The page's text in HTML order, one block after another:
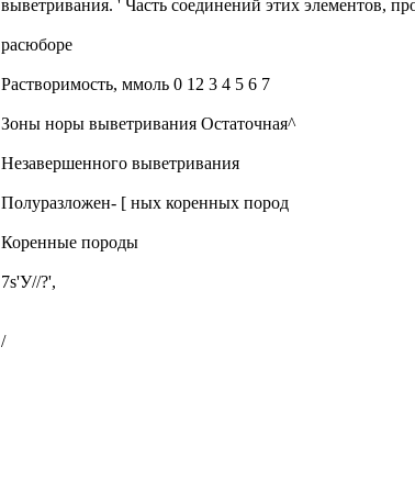
выветривания. ' Часть соединений этих элементов,
расюборе
Растворимость, ммоль 0 12 3 4 5 6 7
Зоны норы выветривания Остаточная^
Незавершенного выветривания
Полуразложен- [ ных коренных пород
Коренные породы
7s'У//?',
/